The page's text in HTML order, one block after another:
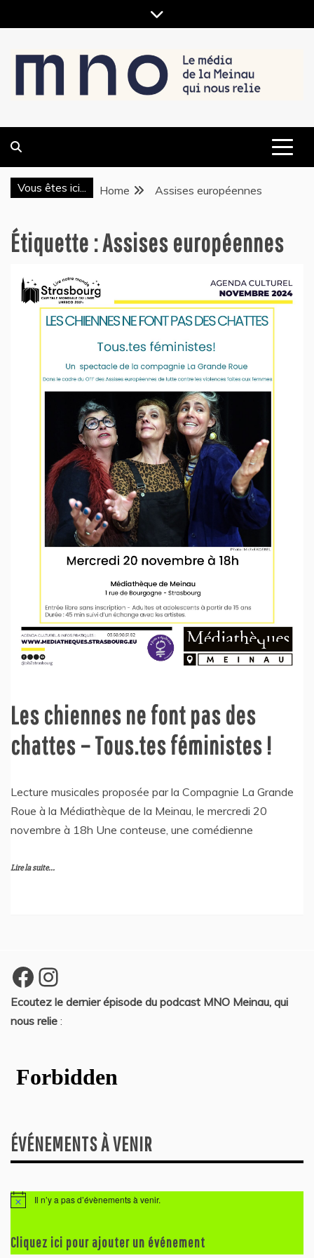
to
Vous êtes ici... Home Assises européennes
Étiquette :Assises européennes
Les chiennes ne font pas des
chattes – Tous.tes féministes !
Lecture musicales proposée par la Compagnie La Grande
Roue à la Médiathèque de la Meinau, le mercredi 20
novembre à 18h Une conteuse, une comédienne
Lire la suite...
Facebook
Instagram
Ecoutez le dernier épisode du podcast MNO Meinau, qui
nous relie :
ÉVÉNEMENTS À VENIR
N
i
c
Il n’y a pas d’évènements à venir.
Cliquez ici pour ajouter un événement